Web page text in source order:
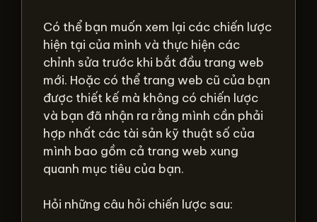
Có thể bạn muốn xem lại các chiến lược
hiện tại của mình và thực hiện các
chỉnh sửa trước khi bắt đầu trang web
mới. Hoặc có thể trang web cũ của bạn
được thiết kế mà không có chiến lược
và bạn đã nhận ra rằng mình cần phải
hợp nhất các tài sản kỹ thuật số của
mình bao gồm cả trang web xung
quanh mục tiêu của bạn.
Hỏi những câu hỏi chiến lược sau: